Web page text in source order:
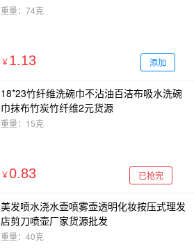
重量：74克
￥ 1.13 添加
18*23竹纤维洗碗巾不沾油百洁布吸水洗碗
巾抹布竹炭竹纤维2元货源
重量：15克
￥0.83 已抢完
美发喷水浇水壶喷雾壶透明化妆按压式理发
店剪刀喷壶厂家货源批发
重量：40克